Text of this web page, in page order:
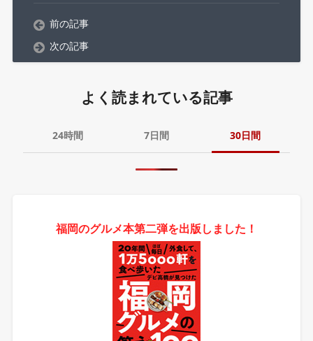
前の記事
次の記事
よく読まれている記事
24時間 7日間 30日間
福岡のグルメ本第二弾を出版しました！